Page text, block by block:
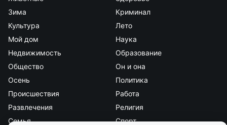
Зима
Криминал
Культура
Лето
Мой дом
Наука
Недвижимость
Образование
Общество
Он и она
Осень
Политика
Происшествия
Работа
Развлечения
Религия
Семья
Спорт